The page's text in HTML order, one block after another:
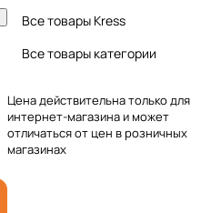
Все товары Kress
Все товары категории
Цена действительна только для
интернет-магазина и может
отличаться от цен в розничных
магазинах